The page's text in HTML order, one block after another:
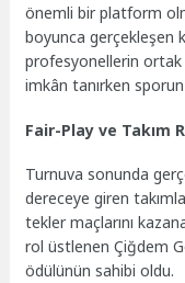
önemli bir platform
boyunca gerçekleşen
profesyonellerin ortak
imkân tanırken
Fair-Play ve Takım
Turnuva sonunda
dereceye giren
tekler maçlarını
rol üstlenen Çiğdem
ödülünün sahibi oldu.